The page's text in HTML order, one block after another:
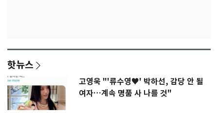
핫뉴스
고영욱 "'류수영♥' 박하선, 감당 안 될
여자…계속 명품 사 나를 것"